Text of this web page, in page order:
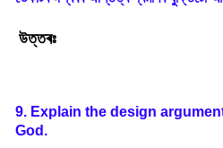
উত্তৰঃ
9. Explain the design
God.